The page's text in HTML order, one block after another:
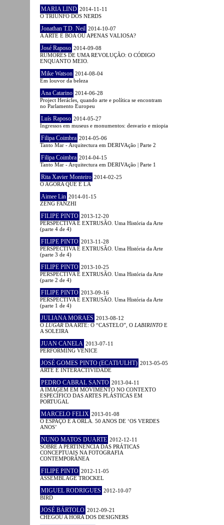
MARIA LIND 2014-11-11
O TRIUNFO DOS NERDS
Jonathan T.D. Neil 2014-10-07
A ARTE É BOA OU APENAS VALIOSA?
José Raposo 2014-09-08
RUMORES DE UMA REVOLUÇÃO: O CÓDIGO
ENQUANTO MEIO.
Mike Watson 2014-08-04
Em louvor da beleza
Ana Catarino 2014-06-28
Project Herácles, quando arte e política se encontram
no Parlamento Europeu
Luís Raposo 2014-05-27
Ingressos em museus e monumentos: desvario e miopia
Filipa Coimbra 2014-05-06
Tanto Mar - Arquitectura em DERIVAção | Parte 2
Filipa Coimbra 2014-04-15
Tanto Mar - Arquitectura em DERIVAção | Parte 1
Rita Xavier Monteiro 2014-02-25
O AGORA QUE É LÁ
Aimee Lin 2014-01-15
ZENG FANZHI
FILIPE PINTO 2013-12-20
PERSPECTIVA E EXTRUSÃO. Uma História da Arte
(parte 4 de 4)
FILIPE PINTO 2013-11-28
PERSPECTIVA E EXTRUSÃO. Uma História da Arte
(parte 3 de 4)
FILIPE PINTO 2013-10-25
PERSPECTIVA E EXTRUSÃO. Uma História da Arte
(parte 2 de 4)
FILIPE PINTO 2013-09-16
PERSPECTIVA E EXTRUSÃO. Uma História da Arte
(parte 1 de 4)
JULIANA MORAES 2013-08-12
O LUGAR DA ARTE: O “CASTELO”, O LABIRINTO E
A SOLEIRA
JUAN CANELA 2013-07-11
PERFORMING VENICE
JOSÉ GOMES PINTO (ECATI/ULHT) 2013-05-05
ARTE E INTERACTIVIDADE
PEDRO CABRAL SANTO 2013-04-11
A IMAGEM EM MOVIMENTO NO CONTEXTO
ESPECÍFICO DAS ARTES PLÁSTICAS EM
PORTUGAL
MARCELO FELIX 2013-01-08
O ESPAÇO E A ORLA. 50 ANOS DE ‘OS VERDES
ANOS’
NUNO MATOS DUARTE 2012-12-11
SOBRE A PERTINÊNCIA DAS PRÁTICAS
CONCEPTUAIS NA FOTOGRAFIA
CONTEMPORÂNEA
FILIPE PINTO 2012-11-05
ASSEMBLAGE TROCKEL
MIGUEL RODRIGUES 2012-10-07
BIRD
JOSÉ BÁRTOLO 2012-09-21
CHEGOU A HORA DOS DESIGNERS